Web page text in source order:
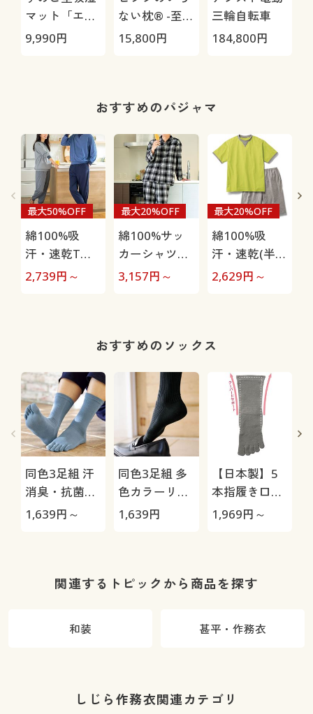
マット「エア
ージョブ®」
9,990円
ない枕® -至
極-
15,800円
三輪自転車
184,800円
おすすめのパジャマ
綿100%吸
汗・速乾Tタ
イプパジャマ
最大50%OFF
2,739円～
綿100%サッ
カーシャツパ
ジャマ(男女兼
最大20%OFF
3,157円～
綿100%吸
汗・速乾(半袖
&ハーフパン
最大20%OFF
2,629円～
おすすめのソックス
同色3足組 汗
消臭・抗菌防
臭5本指ソッ
1,639円～
同色3足組 多
色カラーリブ
ソックス/男の
1,639円
【日本製】5
本指履き口ゆ
ったりソック
1,969円～
関連するトピックから商品を探す
和装 甚平・作務衣
しじら作務衣関連カテゴリ